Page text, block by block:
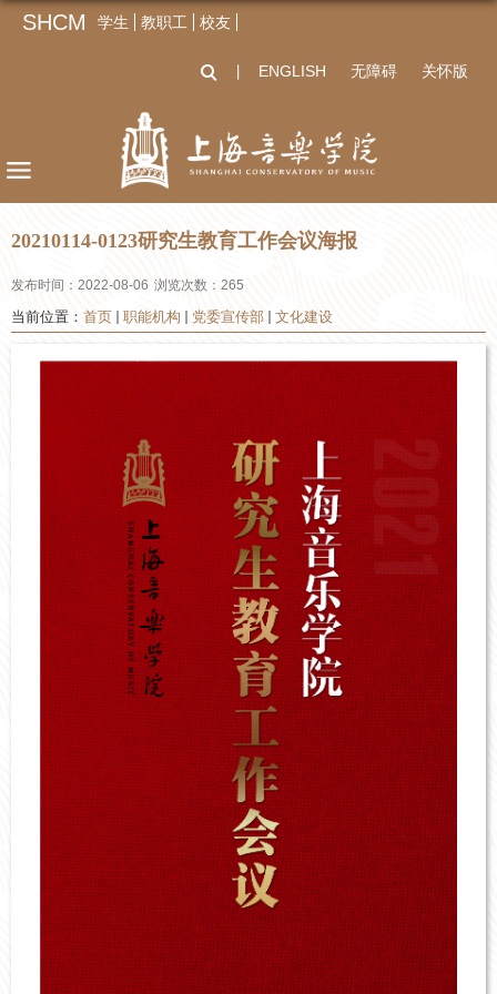
SHCM 学生 教职工 校友
ENGLISH 无障碍 关怀版
20210114-0123研究生教育工作会议海报
发布时间：2022-08-06 浏览次数： 265
当前位置： 首页 职能机构 党委宣传部 文化建设